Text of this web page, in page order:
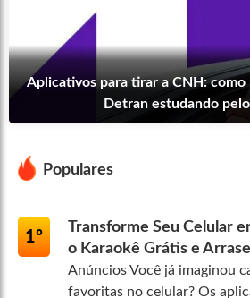
Aplicativos para tirar a CNH: como
Detran estudando
Populares
1º
Transforme Seu Celular
o Karaokê Grátis e
Anúncios Você já imaginou
favoritas no celular? Os